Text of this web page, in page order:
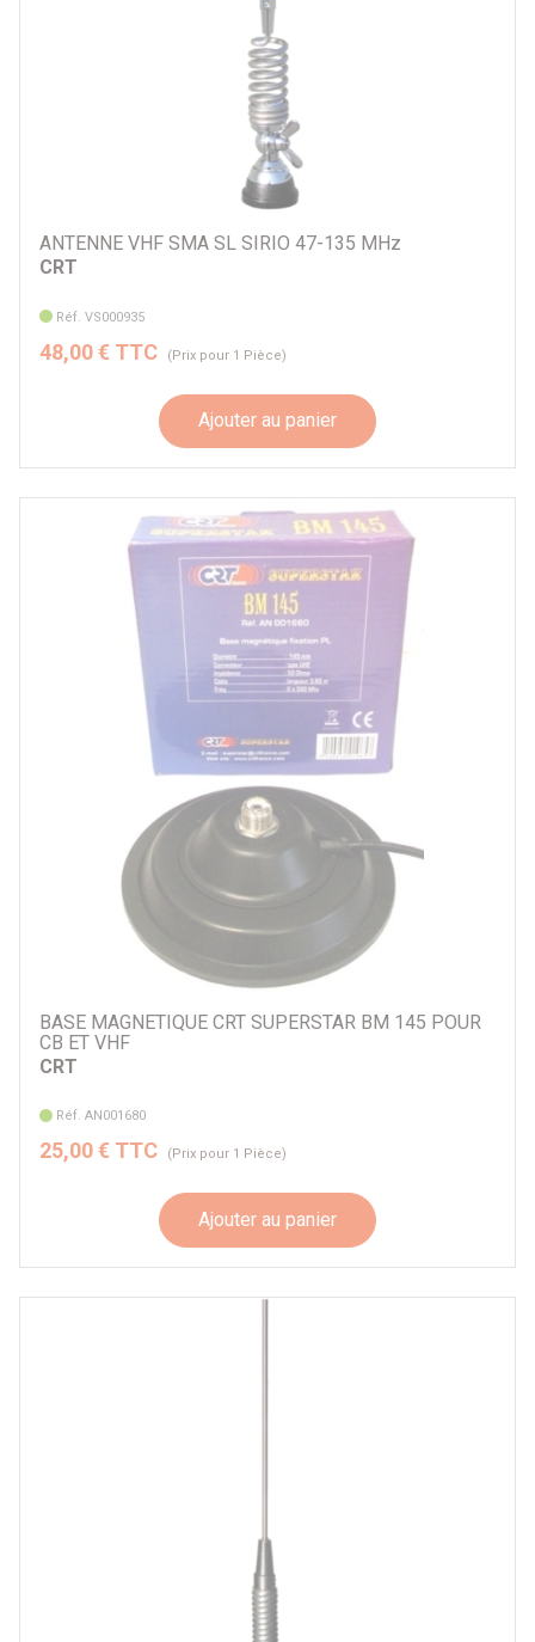
ANTENNE VHF SMA SL SIRIO 47-135 MHz
CRT
Réf. VS000935
48,00 € TTC (Prix pour 1 Pièce)
Ajouter au panier
BASE MAGNETIQUE CRT SUPERSTAR BM 145 POUR
CB ET VHF
CRT
Réf. AN001680
25,00 € TTC (Prix pour 1 Pièce)
Ajouter au panier